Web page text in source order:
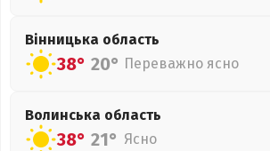
Вінницька область
38° 20° Переважно ясно
Волинська область
38° 21° Ясно